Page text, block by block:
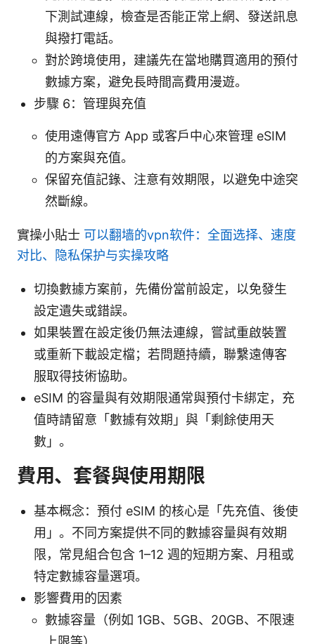
下測試連線，檢查是否能正常上網、發送訊息
與撥打電話。
對於跨境使用，建議先在當地購買適用的預付
數據方案，避免長時間高費用漫遊。
步驟 6：管理與充值
使用遠傳官方 App 或客戶中心來管理 eSIM
的方案與充值。
保留充值記錄、注意有效期限，以避免中途突
然斷線。
實操小貼士 可以翻墙的vpn软件：全面选择、速度
对比、隐私保护与实操攻略
切換數據方案前，先備份當前設定，以免發生
設定遺失或錯誤。
如果裝置在設定後仍無法連線，嘗試重啟裝置
或重新下載設定檔；若問題持續，聯繫遠傳客
服取得技術協助。
eSIM 的容量與有效期限通常與預付卡綁定，充
值時請留意「數據有效期」與「剩餘使用天
數」。
費用、套餐與使用期限
基本概念：預付 eSIM 的核心是「先充值、後使
用」。不同方案提供不同的數據容量與有效期
限，常見組合包含 1–12 週的短期方案、月租或
特定數據容量選項。
影響費用的因素
數據容量（例如 1GB、5GB、20GB、不限速